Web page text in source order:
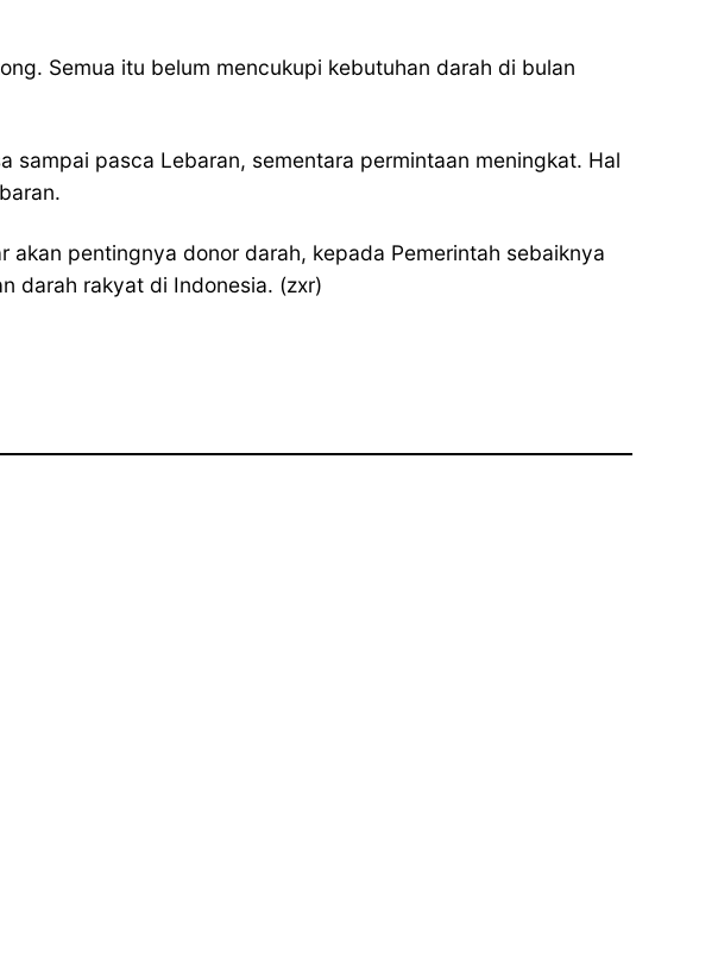
Semua itu belum mencukupi kebutuhan darah di bulan
pasca Lebaran, sementara permintaan meningkat. Hal
pentingnya donor darah, kepada Pemerintah sebaiknya
darah rakyat di Indonesia. (zxr)